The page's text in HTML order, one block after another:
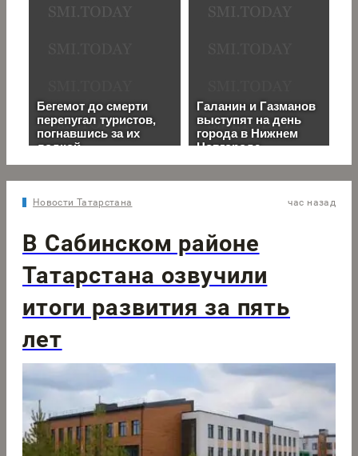
Новости Татарстана час назад
В Сабинском районе
Татарстана озвучили
итоги развития за пять
лет